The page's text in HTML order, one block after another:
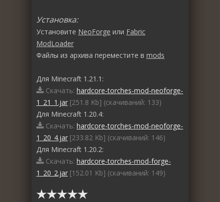
Установка:
Установите NeoForge или Fabric
ModLoader
Файлы из архива переместите в mods
Для Minecraft 1.21.1:
Скачать: hardcore-torches-mod-neoforge-
1_21_1.jar [251.8 Kb] (cкачиваний: 133)
Для Minecraft 1.20.4:
Скачать: hardcore-torches-mod-neoforge-
1_20_4.jar [233.82 Kb] (cкачиваний: 146)
Для Minecraft 1.20.2:
Скачать: hardcore-torches-mod-forge-
1_20_2.jar [152.01 Kb] (cкачиваний: 149)